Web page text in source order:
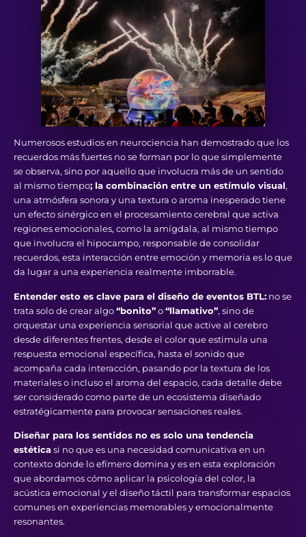
Numerosos estudios en neurociencia han demostrado que los
recuerdos más fuertes no se forman por lo que simplemente
se observa, sino por aquello que involucra más de un sentido
al mismo tiempo; la combinación entre un estímulo visual,
una atmósfera sonora y una textura o aroma inesperado tiene
un efecto sinérgico en el procesamiento cerebral que activa
regiones emocionales, como la amígdala, al mismo tiempo
que involucra el hipocampo, responsable de consolidar
recuerdos, esta interacción entre emoción y memoria es lo que
da lugar a una experiencia realmente imborrable.
Entender esto es clave para el diseño de eventos BTL: no se
trata solo de crear algo“bonito”o“llamativo”, sino de
orquestar una experiencia sensorial que active al cerebro
desde diferentes frentes, desde el color que estimula una
respuesta emocional específica, hasta el sonido que
acompaña cada interacción, pasando por la textura de los
materiales o incluso el aroma del espacio, cada detalle debe
ser considerado como parte de un ecosistema diseñado
estratégicamente para provocar sensaciones reales.
Diseñar para los sentidos no es solo una tendencia
estéticasi no que es una necesidad comunicativa en un
contexto donde lo efímero domina y es en esta exploración
que abordamos cómo aplicar la psicología del color, la
acústica emocional y el diseño táctil para transformar espacios
comunes en experiencias memorables y emocionalmente
resonantes.